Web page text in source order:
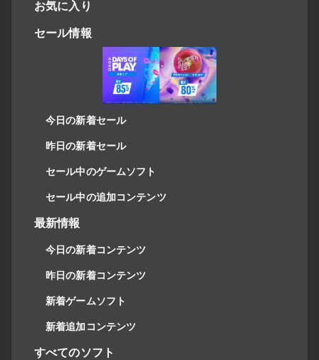
お気に入り
セール情報
今日の新着セール
昨日の新着セール
セール中のゲームソフト
セール中の追加コンテンツ
最新情報
今日の新着コンテンツ
昨日の新着コンテンツ
新着ゲームソフト
新着追加コンテンツ
すべてのソフト